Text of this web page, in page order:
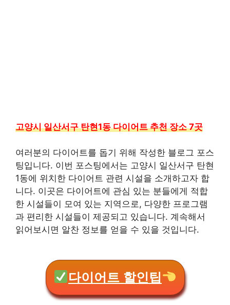
고양시 일산서구 탄현1동 다이어트 추천 장소 7곳
여러분의 다이어트를 돕기 위해 작성한 블로그 포스
팅입니다. 이번 포스팅에서는 고양시 일산서구 탄현
1동에 위치한 다이어트 관련 시설을 소개하고자 합
니다. 이곳은 다이어트에 관심 있는 분들에게 적합
한 시설들이 모여 있는 지역으로, 다양한 프로그램
과 편리한 시설들이 제공되고 있습니다. 계속해서
읽어보시면 알찬 정보를 얻을 수 있을 것입니다.
다이어트 할인팁